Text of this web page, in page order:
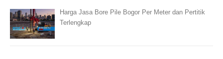
Harga Jasa Bore Pile Bogor Per Meter dan Pertitik
Terlengkap